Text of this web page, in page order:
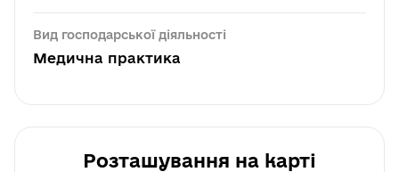
Вид господарської діяльності
Медична практика
Розташування на карті